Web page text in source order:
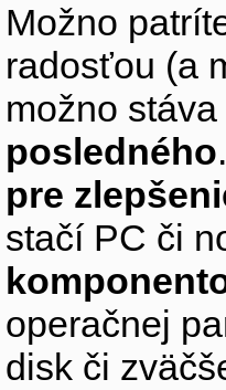
Možno
radosťou (a
možno
posledného
pre
stačí PC či
operačnej
disk či